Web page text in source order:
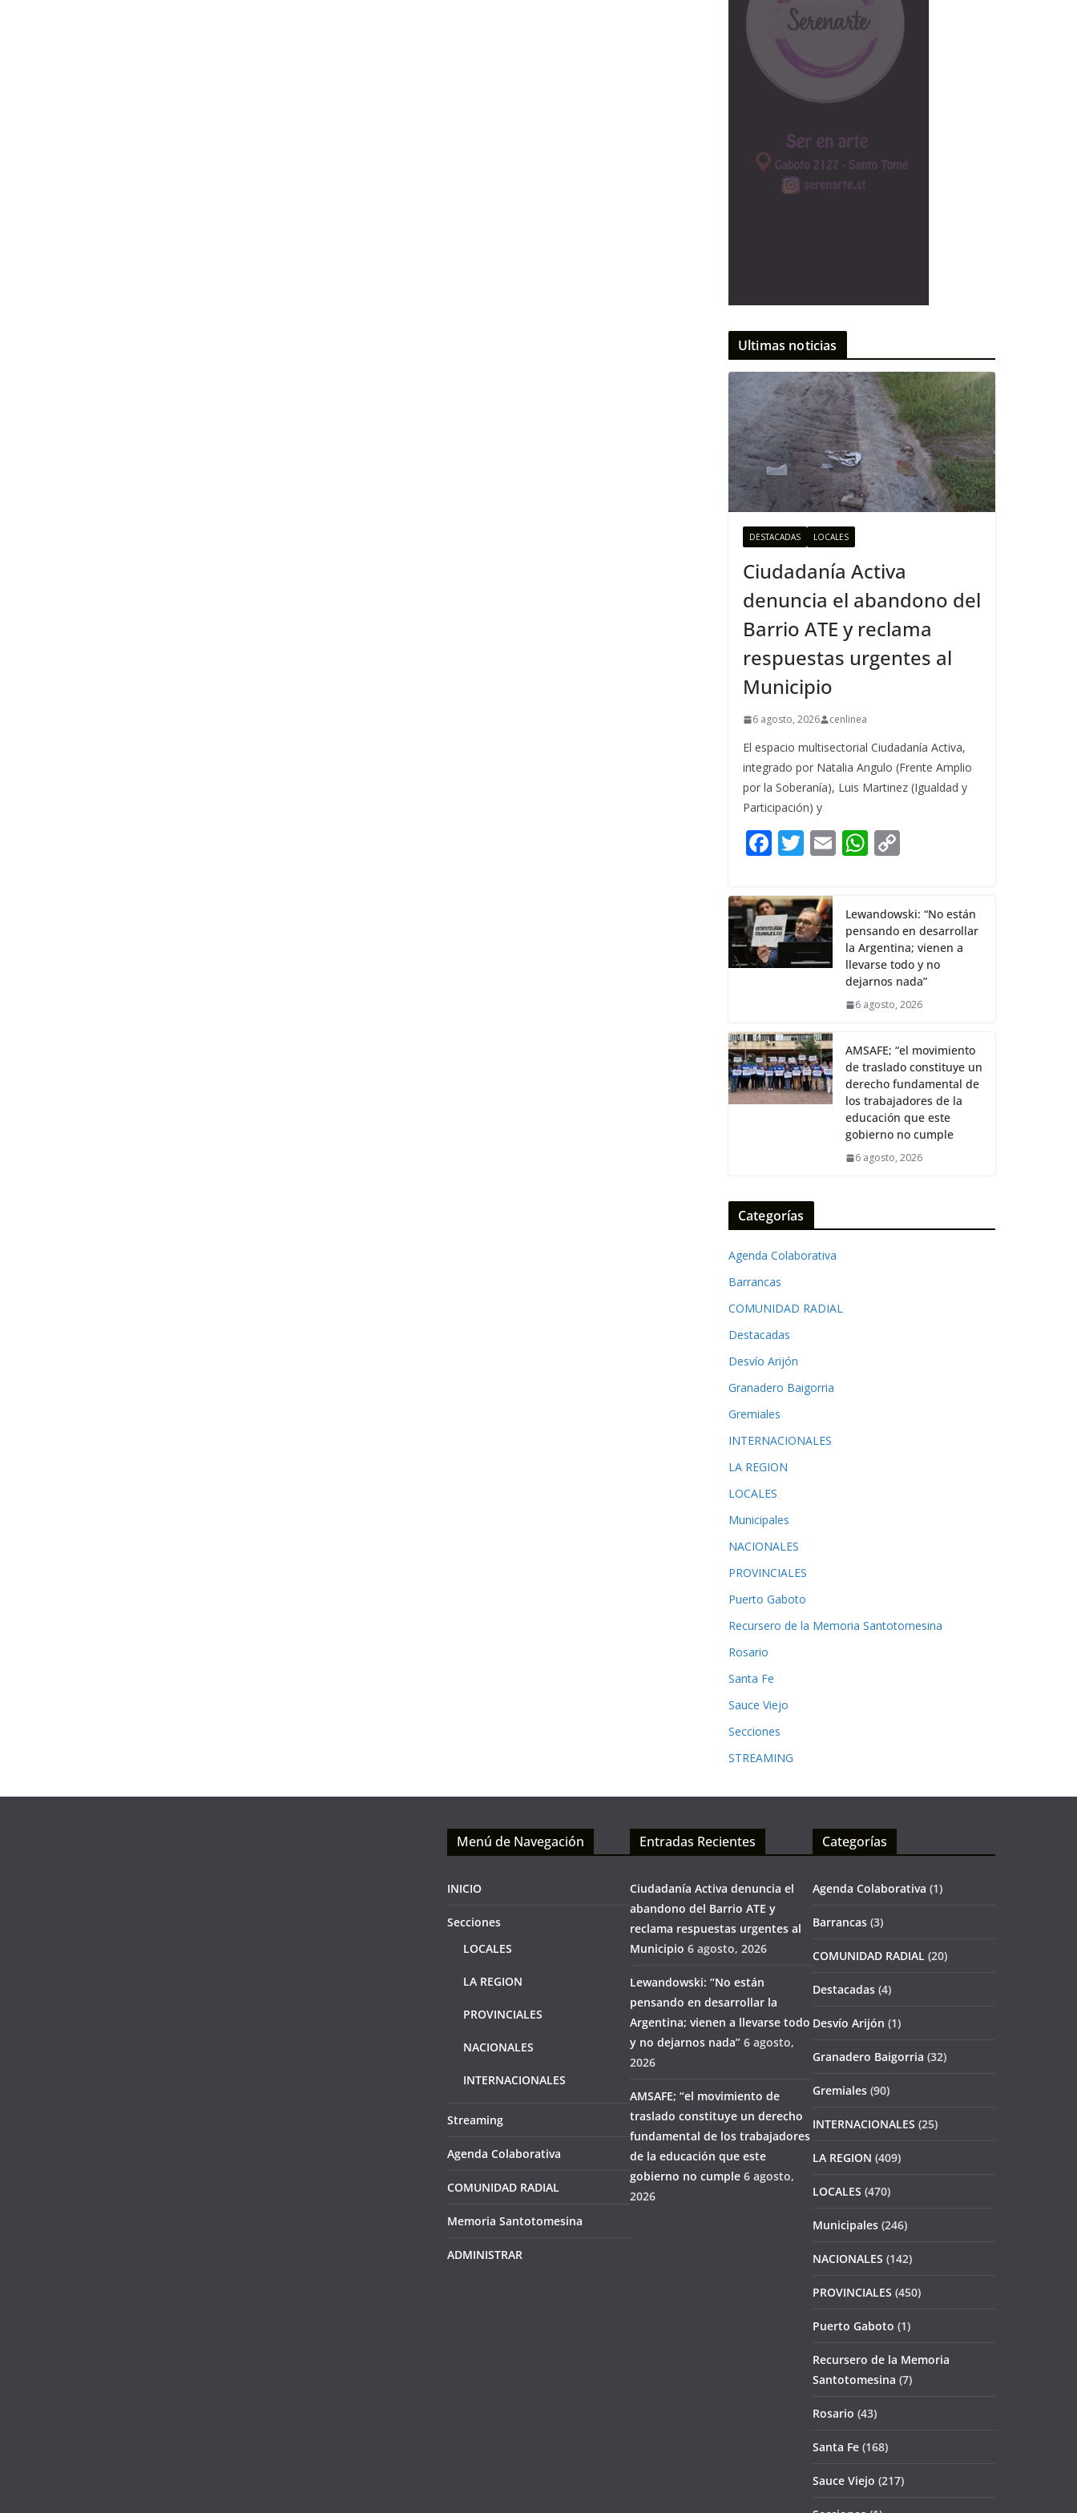
Ultimas noticias
DESTACADAS LOCALES
Ciudadanía Activa
denuncia el abandono del
Barrio ATE y reclama
respuestas urgentes al
Municipio
6 agosto, 2026 cenlinea
El espacio multisectorial Ciudadanía Activa,
integrado por Natalia Angulo (Frente Amplio
por la Soberanía), Luis Martinez (Igualdad y
Participación) y
F
e
b
o
o
T
itt
er
E W
s
A
p
p
y
Li
n
k
Lewandowski: “No están
pensando en desarrollar
la Argentina; vienen a
llevarse todo y no
dejarnos nada”
6 agosto, 2026
AMSAFE; “el movimiento
de traslado constituye un
derecho fundamental de
los trabajadores de la
educación que este
gobierno no cumple
6 agosto, 2026
Categorías
Agenda Colaborativa
Barrancas
COMUNIDAD RADIAL
Destacadas
Desvío Arijón
Granadero Baigorria
Gremiales
INTERNACIONALES
LA REGION
LOCALES
Municipales
NACIONALES
PROVINCIALES
Puerto Gaboto
Recursero de la Memoria Santotomesina
Rosario
Santa Fe
Sauce Viejo
Secciones
STREAMING
Menú de Navegación
INICIO
Secciones
LOCALES
LA REGION
PROVINCIALES
NACIONALES
INTERNACIONALES
Streaming
Agenda Colaborativa
COMUNIDAD RADIAL
Memoria Santotomesina
ADMINISTRAR
Entradas Recientes
Ciudadanía Activa denuncia el
abandono del Barrio ATE y
reclama respuestas urgentes al
Municipio 6 agosto, 2026
Lewandowski: “No están
pensando en desarrollar la
Argentina; vienen a llevarse todo
y no dejarnos nada” 6 agosto,
2026
AMSAFE; “el movimiento de
traslado constituye un derecho
fundamental de los trabajadores
de la educación que este
gobierno no cumple 6 agosto,
2026
Categorías
Agenda Colaborativa (1)
Barrancas (3)
COMUNIDAD RADIAL (20)
Destacadas (4)
Desvío Arijón (1)
Granadero Baigorria (32)
Gremiales (90)
INTERNACIONALES (25)
LA REGION (409)
LOCALES (470)
Municipales (246)
NACIONALES (142)
PROVINCIALES (450)
Puerto Gaboto (1)
Recursero de la Memoria
Santotomesina (7)
Rosario (43)
Santa Fe (168)
Sauce Viejo (217)